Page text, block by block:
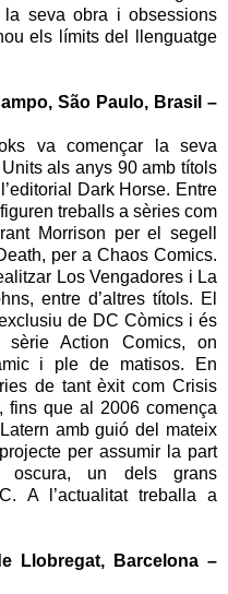
seva obra i obsessions
els límits del llenguatge
São Paulo, Brasil –
va començar la seva
als anys 90 amb títols
Dark Horse. Entre
treballs a sèries com
Morrison per el segell
per a Chaos Comics.
Los Vengadores i La
entre d’altres títols. El
de DC Còmics i és
Action Comics, on
i ple de matisos. En
de tant èxit com Crisis
fins que al 2006 comença
amb guió del mateix
per assumir la part
un dels grans
A l’actualitat treballa a
Llobregat, Barcelona –